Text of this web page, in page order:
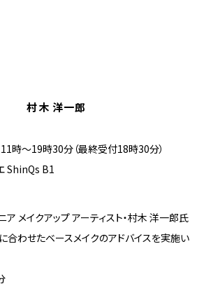
村木 洋一郎
時～19時30分（最終受付18時30分）
ShinQs B1
ア メイクアップ アーティスト・村木 洋一郎氏
合わせたベースメイクのアドバイスを実施い